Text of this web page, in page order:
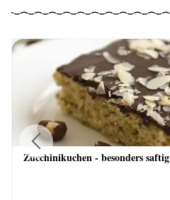
Zucchinikuchen - besonders saftig
Previous